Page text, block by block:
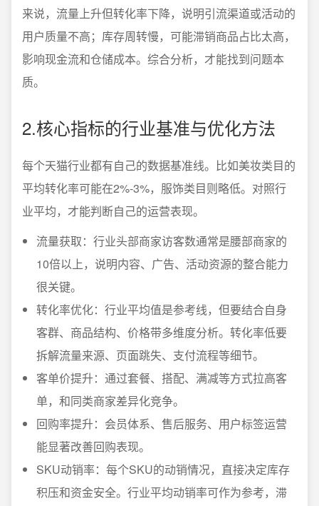
来说，流量上升但转化率下降，说明引流渠道或活动的
用户质量不高；库存周转慢，可能滞销商品占比太高，
影响现金流和仓储成本。综合分析，才能找到问题本
质。
2.核心指标的行业基准与优化方法
每个天猫行业都有自己的数据基准线。比如美妆类目的
平均转化率可能在2%-3%，服饰类目则略低。对照行
业平均，才能判断自己的运营表现。
流量获取：行业头部商家访客数通常是腰部商家的
10倍以上，说明内容、广告、活动资源的整合能力
很关键。
转化率优化：行业平均值是参考线，但要结合自身
客群、商品结构、价格带多维度分析。转化率低要
拆解流量来源、页面跳失、支付流程等细节。
客单价提升：通过套餐、搭配、满减等方式拉高客
单，和同类商家差异化竞争。
回购率提升：会员体系、售后服务、用户标签运营
能显著改善回购表现。
SKU动销率：每个SKU的动销情况，直接决定库存
积压和资金安全。行业平均动销率可作为参考，滞